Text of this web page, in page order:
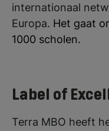
internationaal
Europa. Het gaat
1000 scholen.
Label of
Terra MBO heeft